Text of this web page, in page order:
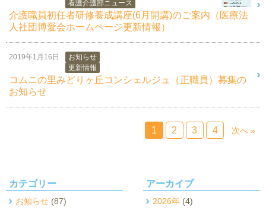
看護介護部ニュース
介護職員初任者研修養成講座(6月開講)のご案内（医療法
人社団博愛会ホームページ更新情報）
2019年1月16日
お知らせ
更新情報
コムニの里みどりヶ丘コンシェルジュ（正職員）募集の
お知らせ
1 2 3 4 次へ »
カテゴリー
お知らせ (87)
アーカイブ
2026年 (4)